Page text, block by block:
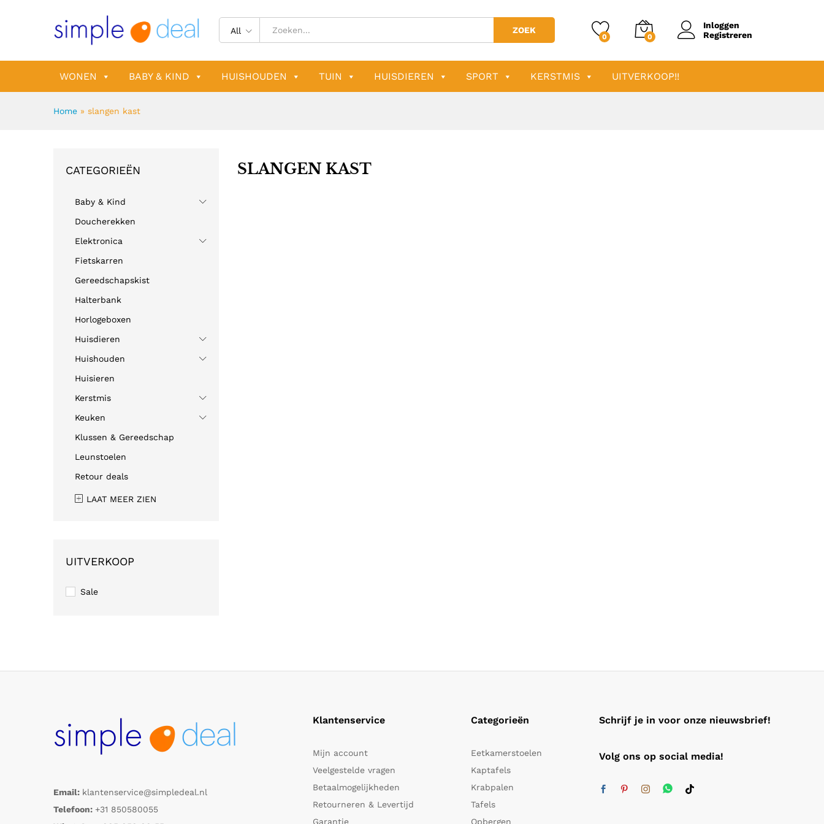
All ZOEK
0 0
Inloggen
Registreren
WONEN BABY & KIND HUISHOUDEN TUIN HUISDIEREN SPORT KERSTMIS UITVERKOOP!!
Home » slangen kast
SLANGEN KAST
CATEGORIEËN
Baby & Kind
Doucherekken
Elektronica
Fietskarren
Gereedschapskist
Halterbank
Horlogeboxen
Huisdieren
Huishouden
Huisieren
Kerstmis
Keuken
Klussen & Gereedschap
Leunstoelen
Retour deals
LAAT MEER ZIEN
UITVERKOOP
Sale
Email: klantenservice@simpledeal.nl
Telefoon: +31 850580055
Klantenservice
Mijn account
Veelgestelde vragen
Betaalmogelijkheden
Retourneren & Levertijd
Garantie
Categorieën
Eetkamerstoelen
Kaptafels
Krabpalen
Tafels
Opbergen
Schrijf je in voor onze nieuwsbrief!
Volg ons op social media!